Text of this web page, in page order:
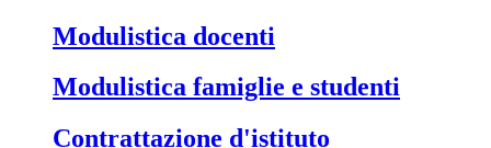
Modulistica docenti
Modulistica famiglie e studenti
Contrattazione d'istituto